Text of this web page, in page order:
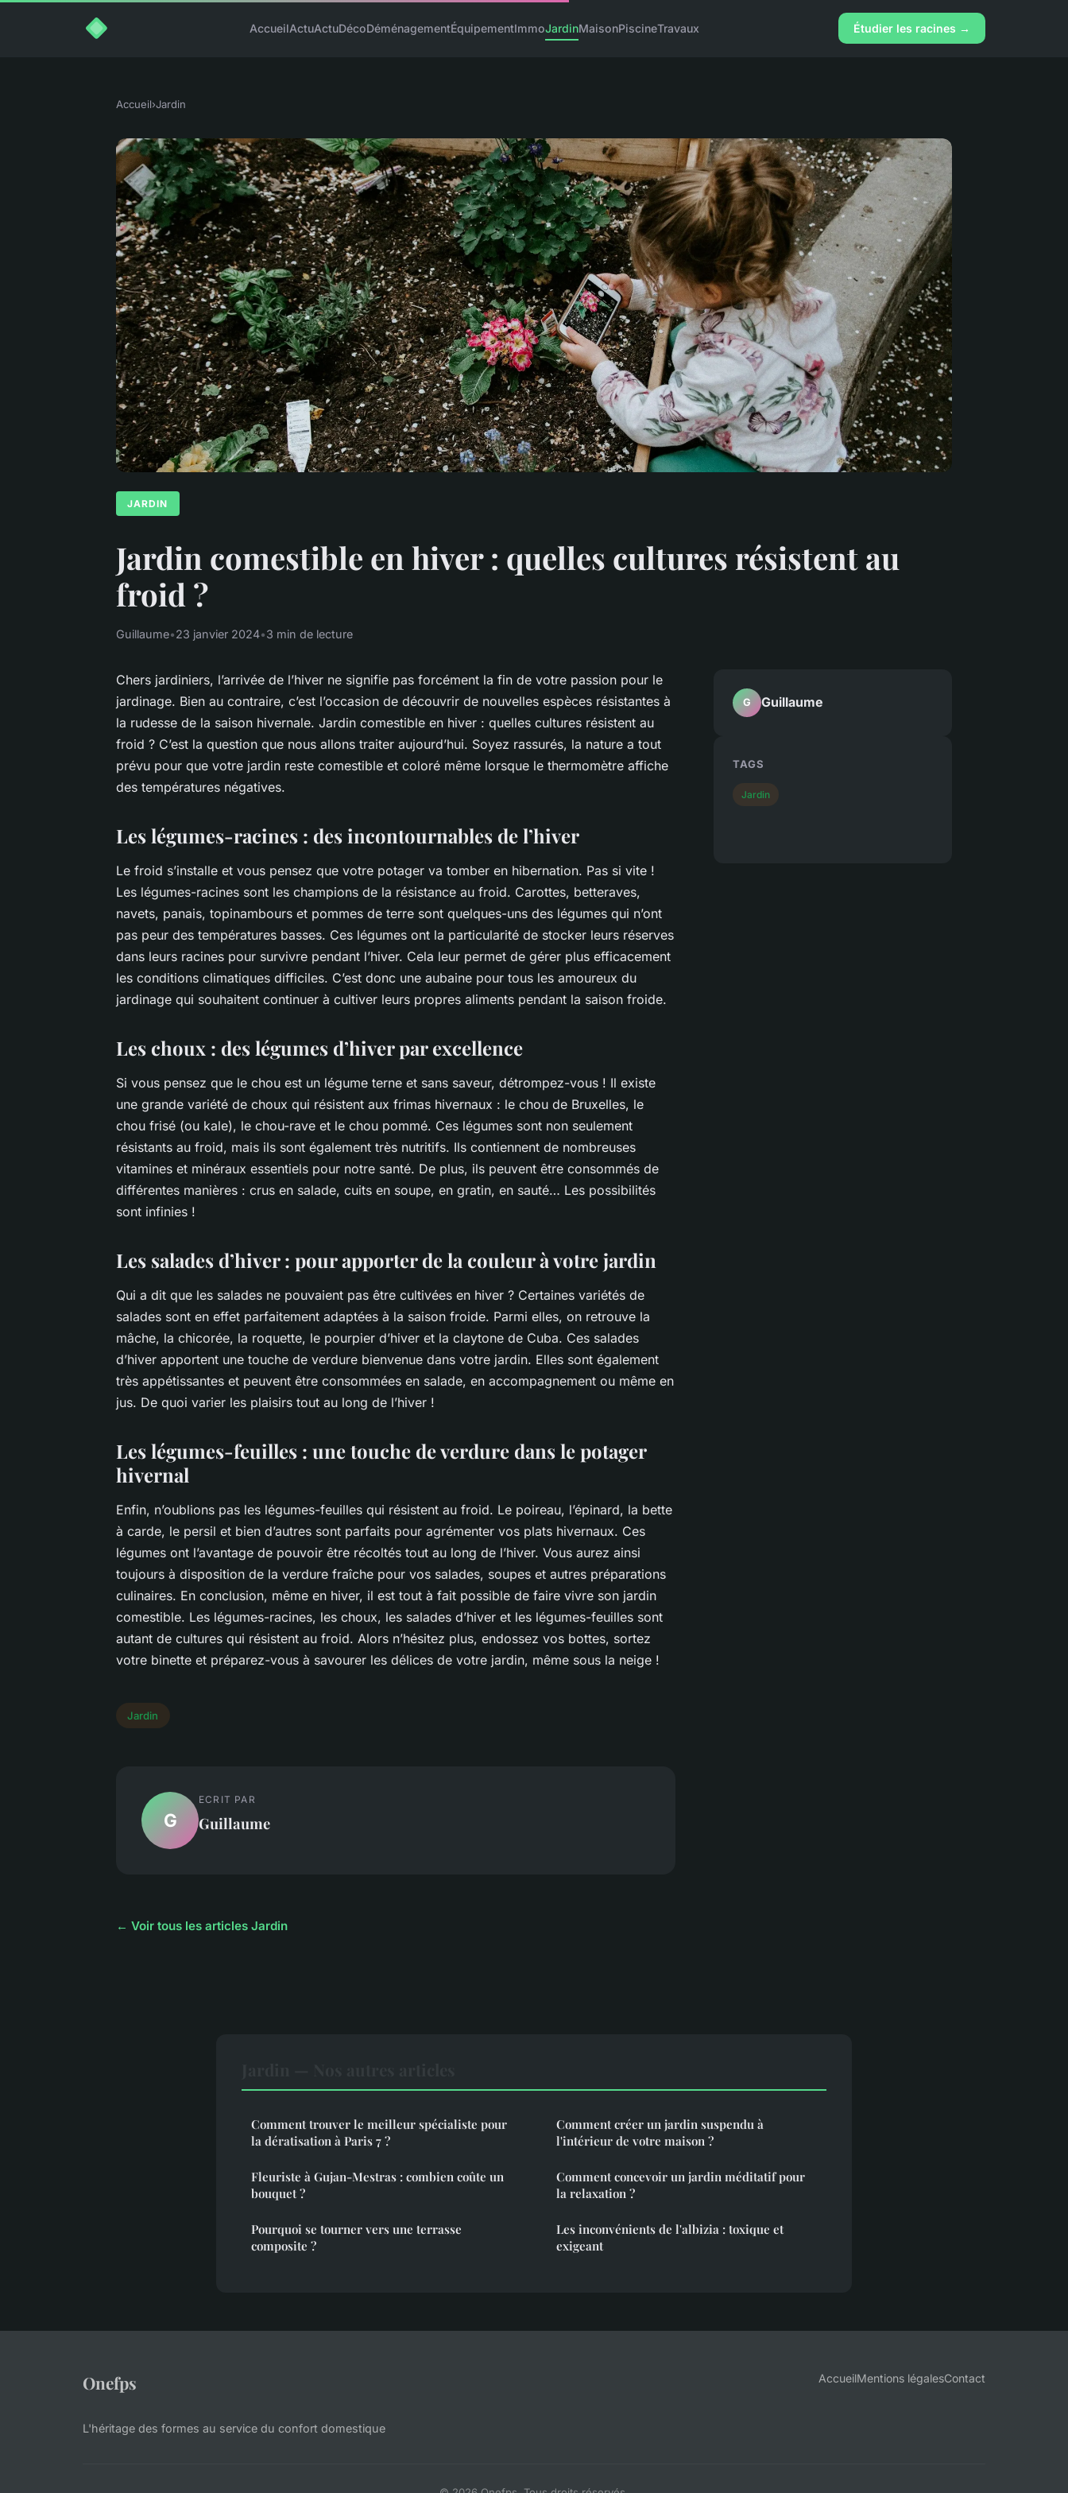
AccueilActuActuDécoDéménagementÉquipementImmoJardinMaisonPiscineTravaux Étudier les racines →
Accueil›Jardin
JARDIN
Jardin comestible en hiver : quelles cultures résistent au
froid ?
Guillaume•23 janvier 2024•3 min de lecture
Chers jardiniers, l’arrivée de l’hiver ne signifie pas forcément la fin de votre passion pour le
jardinage. Bien au contraire, c’est l’occasion de découvrir de nouvelles espèces résistantes à
la rudesse de la saison hivernale. Jardin comestible en hiver : quelles cultures résistent au
froid ? C’est la question que nous allons traiter aujourd’hui. Soyez rassurés, la nature a tout
prévu pour que votre jardin reste comestible et coloré même lorsque le thermomètre affiche
des températures négatives.
Les légumes-racines : des incontournables de l’hiver
Le froid s’installe et vous pensez que votre potager va tomber en hibernation. Pas si vite !
Les légumes-racines sont les champions de la résistance au froid. Carottes, betteraves,
navets, panais, topinambours et pommes de terre sont quelques-uns des légumes qui n’ont
pas peur des températures basses. Ces légumes ont la particularité de stocker leurs réserves
dans leurs racines pour survivre pendant l’hiver. Cela leur permet de gérer plus efficacement
les conditions climatiques difficiles. C’est donc une aubaine pour tous les amoureux du
jardinage qui souhaitent continuer à cultiver leurs propres aliments pendant la saison froide.
Les choux : des légumes d’hiver par excellence
Si vous pensez que le chou est un légume terne et sans saveur, détrompez-vous ! Il existe
une grande variété de choux qui résistent aux frimas hivernaux : le chou de Bruxelles, le
chou frisé (ou kale), le chou-rave et le chou pommé. Ces légumes sont non seulement
résistants au froid, mais ils sont également très nutritifs. Ils contiennent de nombreuses
vitamines et minéraux essentiels pour notre santé. De plus, ils peuvent être consommés de
différentes manières : crus en salade, cuits en soupe, en gratin, en sauté… Les possibilités
sont infinies !
Les salades d’hiver : pour apporter de la couleur à votre jardin
Qui a dit que les salades ne pouvaient pas être cultivées en hiver ? Certaines variétés de
salades sont en effet parfaitement adaptées à la saison froide. Parmi elles, on retrouve la
mâche, la chicorée, la roquette, le pourpier d’hiver et la claytone de Cuba. Ces salades
d’hiver apportent une touche de verdure bienvenue dans votre jardin. Elles sont également
très appétissantes et peuvent être consommées en salade, en accompagnement ou même en
jus. De quoi varier les plaisirs tout au long de l’hiver !
Les légumes-feuilles : une touche de verdure dans le potager
hivernal
Enfin, n’oublions pas les légumes-feuilles qui résistent au froid. Le poireau, l’épinard, la bette
à carde, le persil et bien d’autres sont parfaits pour agrémenter vos plats hivernaux. Ces
légumes ont l’avantage de pouvoir être récoltés tout au long de l’hiver. Vous aurez ainsi
toujours à disposition de la verdure fraîche pour vos salades, soupes et autres préparations
culinaires. En conclusion, même en hiver, il est tout à fait possible de faire vivre son jardin
comestible. Les légumes-racines, les choux, les salades d’hiver et les légumes-feuilles sont
autant de cultures qui résistent au froid. Alors n’hésitez plus, endossez vos bottes, sortez
votre binette et préparez-vous à savourer les délices de votre jardin, même sous la neige !
Jardin
G
ECRIT PAR
Guillaume
← Voir tous les articles Jardin
G Guillaume
TAGS
Jardin
Comment trouver le meilleur spécialiste pour
la dératisation à Paris 7 ?
Fleuriste à Gujan-Mestras : combien coûte un
bouquet ?
Pourquoi se tourner vers une terrasse
composite ?
Comment créer un jardin suspendu à
l'intérieur de votre maison ?
Comment concevoir un jardin méditatif pour
la relaxation ?
Les inconvénients de l'albizia : toxique et
exigeant
Onefps
L'héritage des formes au service du confort domestique
AccueilMentions légalesContact